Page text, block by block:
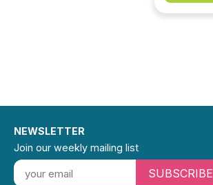
NEWSLETTER
Join our weekly mailing list
SUBSCRIBE